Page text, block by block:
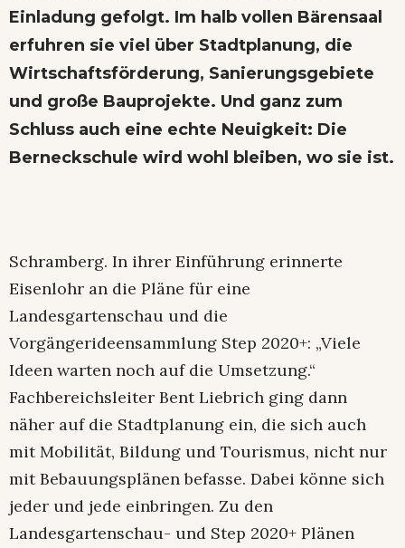
Einladung gefolgt. Im halb vollen Bärensaal
erfuhren sie viel über Stadtplanung, die
Wirtschaftsförderung, Sanierungsgebiete
und große Bauprojekte. Und ganz zum
Schluss auch eine echte Neuigkeit: Die
Berneckschule wird wohl bleiben, wo sie ist.
Schramberg. In ihrer Einführung erinnerte
Eisenlohr an die Pläne für eine
Landesgartenschau und die
Vorgängerideensammlung Step 2020+: „Viele
Ideen warten noch auf die Umsetzung.“
Fachbereichsleiter Bent Liebrich ging dann
näher auf die Stadtplanung ein, die sich auch
mit Mobilität, Bildung und Tourismus, nicht nur
mit Bebauungsplänen befasse. Dabei könne sich
jeder und jede einbringen. Zu den
Landesgartenschau- und Step 2020+ Plänen